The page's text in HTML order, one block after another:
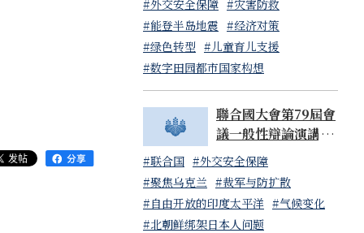
轮值主席国
#外交安全保障 #灾害防救
#能登半岛地震 #经济对策
#绿色转型 #儿童育儿支援
#数字田园都市国家构想
聯合國大會第79屆會
議一般性辯論演講 岸
田文雄內閣總理大臣
（日本國常駐聯合國
代表山崎和之大使代
讀）
#联合国 #外交安全保障
#聚焦乌克兰 #裁军与防扩散
#自由开放的印度太平洋 #气候变化
#北朝鲜绑架日本人问题